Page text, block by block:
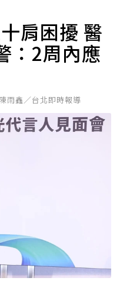
肩困擾 醫
：2周內應
雨鑫／台北即時報導